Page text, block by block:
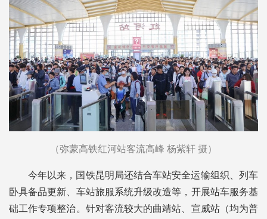
（弥蒙高铁红河站客流高峰 杨紫轩 摄）
今年以来，国铁昆明局还结合车站安全运输组织、列车
卧具备品更新、车站旅服系统升级改造等，开展站车服务基
础工作专项整治。针对客流较大的曲靖站、宣威站（均为普